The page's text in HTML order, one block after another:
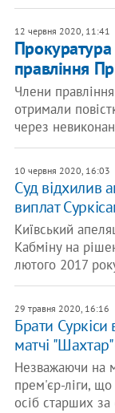
12 червня 2020, 11:41
правління
Члени
отримали
через
10 червня 2020, 16:03
Суд відхилив
виплат
Київський
Кабміну на
лютого 2017
29 травня 2020, 16:16
Брати
матчі
Незважаючи на
прем'єр-ліги, що
осіб старших